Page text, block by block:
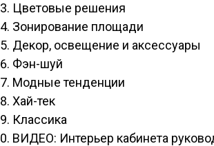
Цветовые решения
Зонирование площади
Декор, освещение и аксессуары
Фэн-шуй
Модные тенденции
Хай-тек
Классика
ВИДЕО: Интерьер кабинета